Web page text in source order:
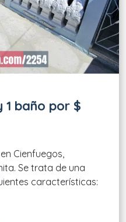
1 baño por $
Cienfuegos,
Se trata de una
características: